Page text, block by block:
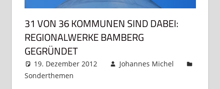
31 VON 36 KOMMUNEN SIND DABEI:
REGIONALWERKE BAMBERG
GEGRÜNDET
19. Dezember 2012
Johannes Michel
Sonderthemen